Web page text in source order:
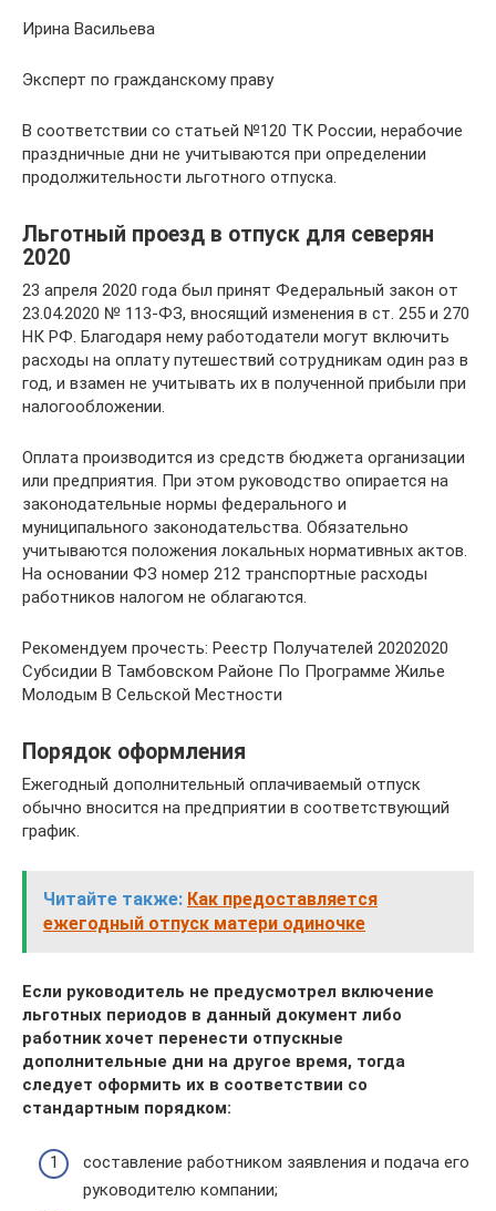
Ирина Васильева
Эксперт по гражданскому праву
В соответствии со статьей №120 ТК России, нерабочие
праздничные дни не учитываются при определении
продолжительности льготного отпуска.
Льготный проезд в отпуск для северян
2020
23 апреля 2020 года был принят Федеральный закон от
23.04.2020 № 113-ФЗ, вносящий изменения в ст. 255 и 270
НК РФ. Благодаря нему работодатели могут включить
расходы на оплату путешествий сотрудникам один раз в
год, и взамен не учитывать их в полученной прибыли при
налогообложении.
Оплата производится из средств бюджета организации
или предприятия. При этом руководство опирается на
законодательные нормы федерального и
муниципального законодательства. Обязательно
учитываются положения локальных нормативных актов.
На основании ФЗ номер 212 транспортные расходы
работников налогом не облагаются.
Рекомендуем прочесть: Реестр Получателей 20202020
Субсидии В Тамбовском Районе По Программе Жилье
Молодым В Сельской Местности
Порядок оформления
Ежегодный дополнительный оплачиваемый отпуск
обычно вносится на предприятии в соответствующий
график.
Читайте также: Как предоставляется
ежегодный отпуск матери одиночке
Если руководитель не предусмотрел включение
льготных периодов в данный документ либо
работник хочет перенести отпускные
дополнительные дни на другое время, тогда
следует оформить их в соответствии со
стандартным порядком:
составление работником заявления и подача его
руководителю компании;